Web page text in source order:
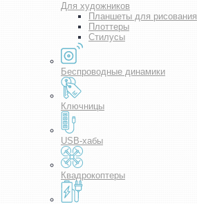
Для художников
Планшеты для рисования
Плоттеры
Стилусы
Беспроводные динамики
Ключницы
USB-хабы
Квадрокоптеры